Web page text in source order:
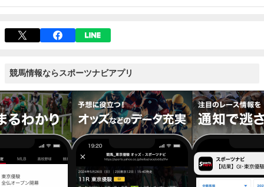
競馬情報ならスポーツナビアプリ